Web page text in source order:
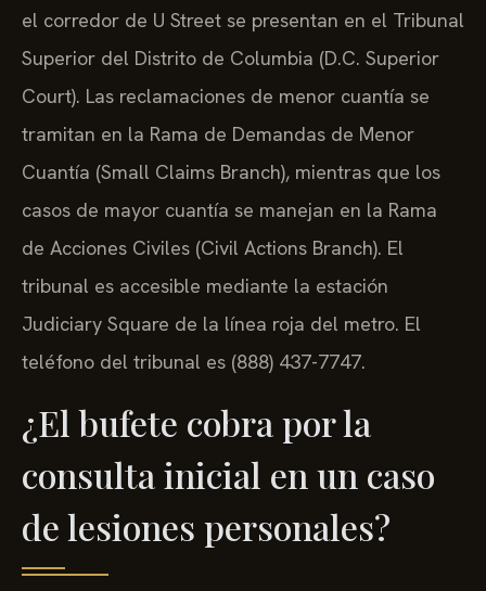
el corredor de U Street se presentan en el Tribunal
Superior del Distrito de Columbia (D.C. Superior
Court). Las reclamaciones de menor cuantía se
tramitan en la Rama de Demandas de Menor
Cuantía (Small Claims Branch), mientras que los
casos de mayor cuantía se manejan en la Rama
de Acciones Civiles (Civil Actions Branch). El
tribunal es accesible mediante la estación
Judiciary Square de la línea roja del metro. El
teléfono del tribunal es (888) 437-7747.
¿El bufete cobra por la
consulta inicial en un caso
de lesiones personales?